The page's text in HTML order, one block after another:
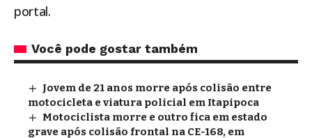
portal.
Você pode gostar também
Jovem de 21 anos morre após colisão entre
motocicleta e viatura policial em Itapipoca
Motociclista morre e outro fica em estado
grave após colisão frontal na CE-168, em